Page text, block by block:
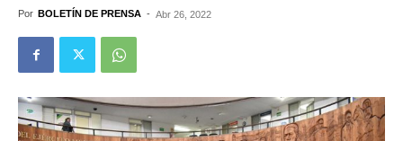
Por BOLETÍN DE PRENSA - Abr 26, 2022